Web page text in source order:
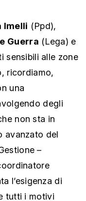
Imelli (Ppd),
Guerra (Lega) e
sensibili alle zone
ricordiamo,
una
degli
non sta in
avanzato del
–
l’esigenza di
tutti i motivi